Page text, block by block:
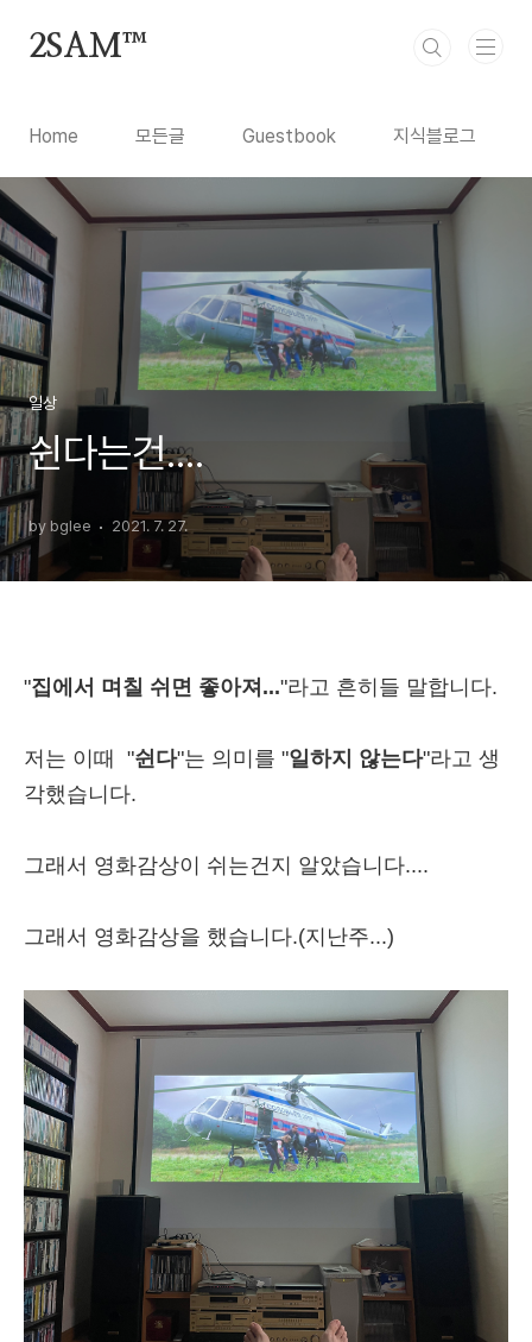
2SAM™
Home 모든글 Guestbook 지식블로그
일상
쉰다는건....
by bglee 2021. 7. 27.
"집에서 며칠 쉬면 좋아져..."라고 흔히들 말합니다.
저는 이때 "쉰다"는 의미를 "일하지 않는다"라고 생
각했습니다.
그래서 영화감상이 쉬는건지 알았습니다....
그래서 영화감상을 했습니다.(지난주...)